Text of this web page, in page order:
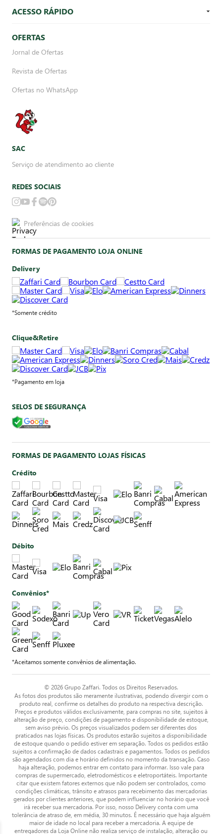
ACESSO RÁPIDO
OFERTAS
Jornal de Ofertas
Revista de Ofertas
Ofertas no WhatsApp
SAC
Serviço de atendimento ao cliente
REDES SOCIAIS
Preferências de cookies
FORMAS DE PAGAMENTO LOJA ONLINE
Delivery
*Somente crédito
Clique&Retire
*Pagamento em loja
SELOS DE SEGURANÇA
FORMAS DE PAGAMENTO LOJAS FÍSICAS
Crédito
Débito
Convênios*
*Aceitamos somente convênios de alimentação.
© 2026 Grupo Zaffari. Todos os Direitos Reservados.
As fotos dos produtos são meramente ilustrativas, podendo divergir com o
produto real, confirme os detalhes do produto na respectiva descrição.
Preços e produtos válidos exclusivamente, para compras no site, sujeitos à
alteração de preço, condições de pagamento e disponibilidade de estoque,
sem aviso prévio. Os preços visualizados podem ser diferentes dos
praticados nas lojas físicas. Os produtos estarão sujeitos a disponibilidade
de estoque quando o pedido estiver em separação. Todos os pedidos estão
sujeitos a confirmação de dados cadastrais e pagamentos. Todos os pedidos
são agendados com dia e horário definidos no momento da transação. Caso
haja alteração, podemos entrar em contato para informar. Isso vale para
compras de supermercado, eletrodomésticos e eletroportáteis. Importante
citar que existem fatores externos que não podem ser controlados, como
condições climáticas, trânsito e atrasos para recebimento das mercadorias
gerados por clientes anteriores, que podem influenciar no horário que você
irá receber sua mercadoria. Por isso, nosso Delivery conta com uma
tolerância de atraso de, em média, 30 minutos. É necessário que haja alguém
maior de idade no local para receber a mercadoria. A equipe de
entregadores da Loja Online não realiza serviço de instalação, alteração ou